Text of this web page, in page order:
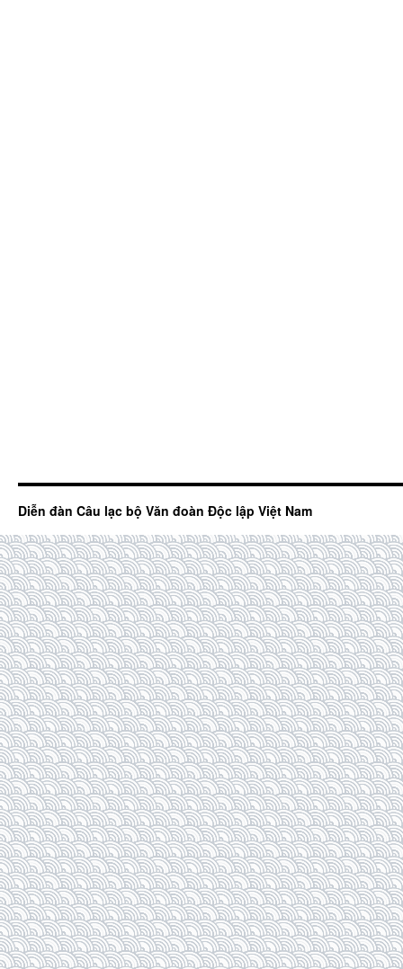
Diễn đàn Câu lạc bộ Văn đoàn Độc lập Việt Nam